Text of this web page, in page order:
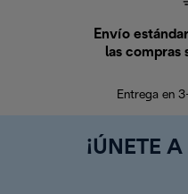
Envío
las compras
Entrega en
¡ÚNETE